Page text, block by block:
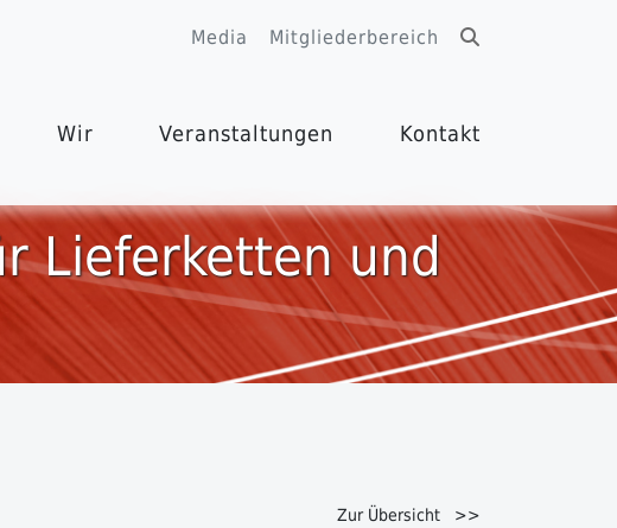
Media Mitgliederbereich
Wir Veranstaltungen Kontakt
Lieferketten und
Zur Übersicht >>